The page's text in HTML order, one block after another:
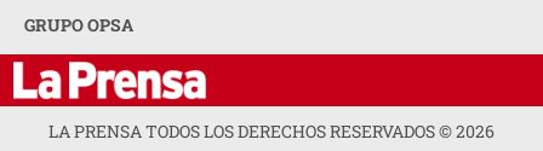
GRUPO OPSA
LA PRENSA TODOS LOS DERECHOS RESERVADOS ©2026